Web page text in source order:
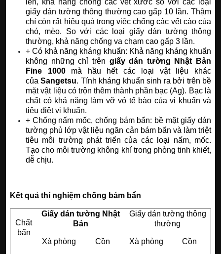
giấy dán tường thông thường cao gấp 10 lần. Thậm
chí còn rất hiệu quả trong việc chống các vết cào của
chó, mèo. So với các loại giấy dán tường thông
thường, khả năng chống va chạm cao gấp 3 lần.
+ Có khả năng kháng khuẩn: Khả năng kháng khuẩn
không những chỉ trên giấy dán tường Nhật Bản
Fine 1000mà hầu hết các loại vật liệu khác
củaSangetsu. Tính kháng khuẩn sinh ra bởi trên bề
mặt vật liệu có trộn thêm thành phần bạc (Ag). Bạc là
chất có khả năng làm vỡ vỏ tế bào của vi khuẩn và
tiêu diệt vi khuẩn.
+ Chống nấm mốc, chống bám bẩn: bề mặt giấy dán
tường phủ lớp vật liệu ngăn cản bám bẩn và làm triệt
tiêu môi trường phát triển của các loại nấm, mốc.
Tạo cho môi trường không khí trong phòng tinh khiết,
dễ chịu.
Kết quả thí nghiệm chống bám bẩn
Chất
bẩn
Giấy dán tường Nhật
Bản
Giấy dán tường thông
thường
Xà phòng Cồn Xà phòng Cồn